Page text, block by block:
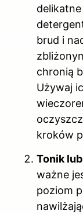
brud i
chronią
Używaj
kroków
Tonik
ważne
poziom